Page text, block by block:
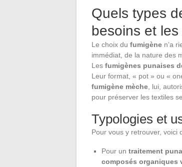
Quels types
besoins et
Le choix du fumigène n’a
immédiat, de la nature des
Les fumigènes punaises
Leur format, « pot » ou «
fumigène mèche , lui,
pour préserver les textiles
Typologies et
Pour vous y retrouver, voici
Pour un traitement
composés organiques